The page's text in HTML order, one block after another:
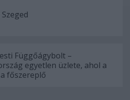
Függőágybolt –
egyetlen üzlete, ahol a
főszereplő